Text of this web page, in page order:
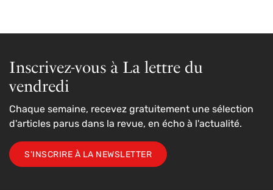
Inscrivez-vous à La lettre du
vendredi
Chaque semaine, recevez gratuitement une sélection
d'articles parus dans la revue, en écho à l'actualité.
S'INSCRIRE À LA NEWSLETTER